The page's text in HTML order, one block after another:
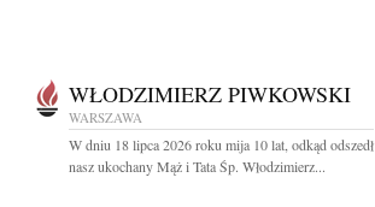
WŁODZIMIERZ PIWKOWSKI
WARSZAWA
W dniu 18 lipca 2026 roku mija 10 lat, odkąd odszedł
nasz ukochany Mąż i Tata Śp. Włodzimierz...